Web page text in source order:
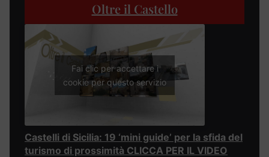
Oltre il Castello
Fai clic per accettare i
cookie per questo servizio
Castelli di Sicilia: 19 ‘mini guide’ per la sfida del
turismo di prossimità CLICCA PER IL VIDEO